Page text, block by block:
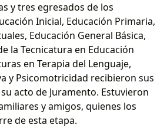
y tres egresados de los
Inicial, Educación Primaria,
Educación General Básica,
la Tecnicatura en Educación
en Terapia del Lenguaje,
y Psicomotricidad recibieron sus
acto de Juramento. Estuvieron
y amigos, quienes los
de esta etapa.